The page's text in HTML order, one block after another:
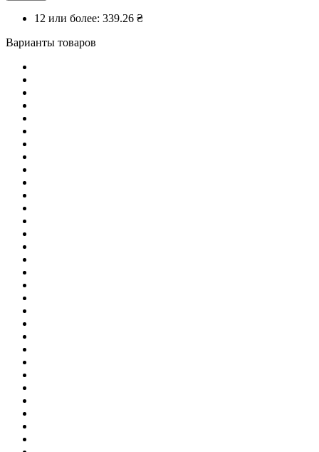
12 или более: 339.26 ₴
Варианты товаров